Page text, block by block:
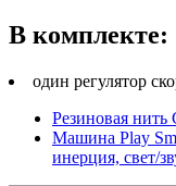
В комплекте:
один регулятор
Резиновая
Машина Play
инерция, свет/